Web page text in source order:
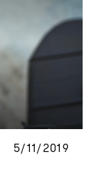
5/11/2019